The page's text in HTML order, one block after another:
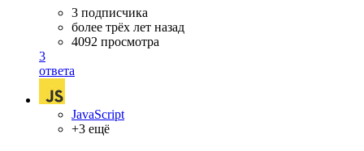
3 подписчика
более трёх лет назад
4092 просмотра
3
ответа
JavaScript
+3 ещё